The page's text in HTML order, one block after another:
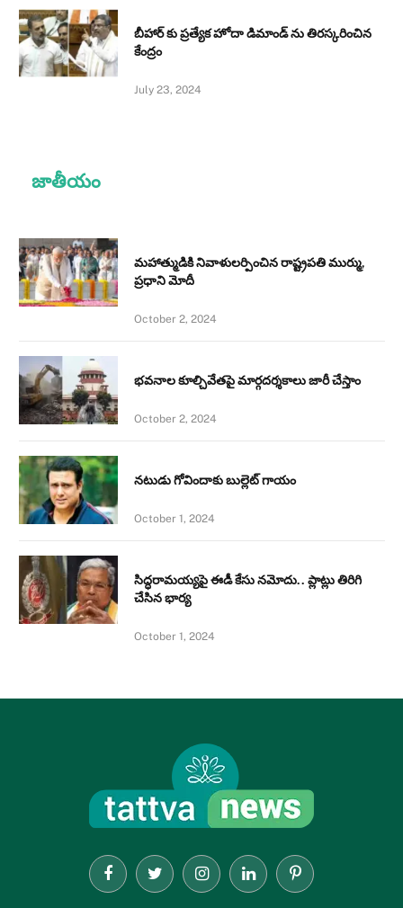
బీహార్ కు ప్రత్యేక హోదా డిమాండ్ ను తిరస్కరించిన
కేంద్రం
July 23, 2024
జాతీయం
మహాత్ముడికి నివాళులర్పించిన రాష్ట్రపతి ముర్ము,
ప్రధాని మోదీ
October 2, 2024
భవనాల కూల్చివేతపై మార్గదర్శకాలు జారీ చేస్తాం
October 2, 2024
నటుడు గోవిందాకు బుల్లెట్ గాయం
October 1, 2024
సిద్ధరామయ్యపై ఈడీ కేసు నమోదు.. ప్లాట్లు తిరిగి
చేసిన భార్య
October 1, 2024
FacebookTwitter InstagramLinkedInPinterest